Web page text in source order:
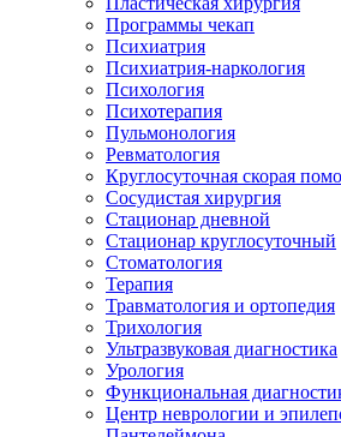
Программы чекап
Психиатрия
Психиатрия-наркология
Психология
Психотерапия
Пульмонология
Ревматология
Круглосуточная скорая
Сосудистая хирургия
Стационар дневной
Стационар круглосуточный
Стоматология
Терапия
Травматология и ортопедия
Трихология
Ультразвуковая диагностика
Урология
Функциональная
Центр неврологии и